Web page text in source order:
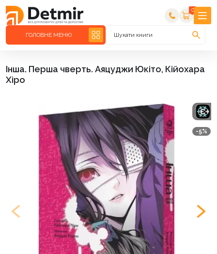
0
ГОЛОВНЕ МЕНЮ Шукати книги
Інша. Перша чверть. Аяцуджи Юкіто, Кійохара
Хіро
-5%